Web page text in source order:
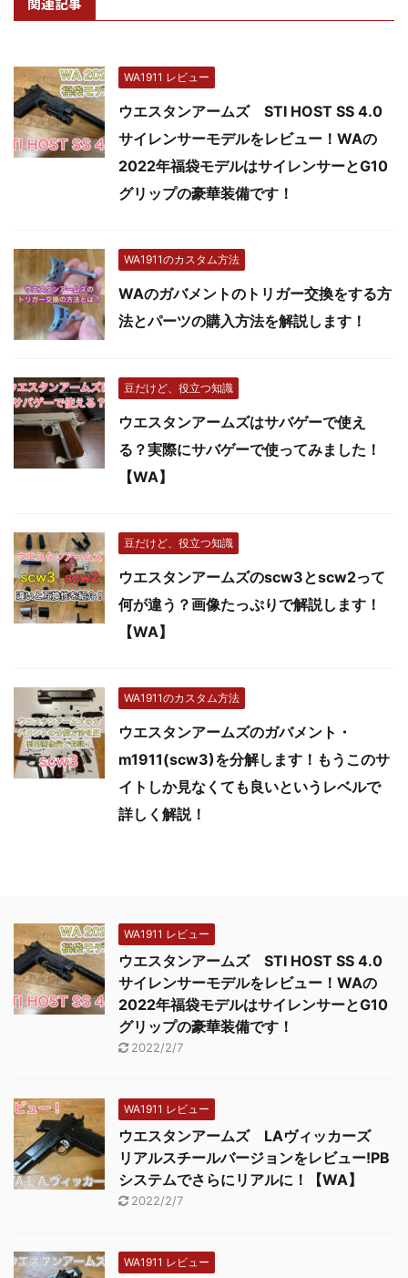
WA1911 レビュー
ウエスタンアームズ STI HOST SS 4.0
サイレンサーモデルをレビュー！WAの
2022年福袋モデルはサイレンサーとG10
グリップの豪華装備です！
WA1911のカスタム方法
WAのガバメントのトリガー交換をする方
法とパーツの購入方法を解説します！
豆だけど、役立つ知識
ウエスタンアームズはサバゲーで使え
る？実際にサバゲーで使ってみました！
【WA】
豆だけど、役立つ知識
ウエスタンアームズのscw3とscw2って
何が違う？画像たっぷりで解説します！
【WA】
WA1911のカスタム方法
ウエスタンアームズのガバメント・
m1911(scw3)を分解します！もうこのサ
イトしか見なくても良いというレベルで
詳しく解説！
WA1911 レビュー
ウエスタンアームズ STI HOST SS 4.0
サイレンサーモデルをレビュー！WAの
2022年福袋モデルはサイレンサーとG10
グリップの豪華装備です！
2022/2/7
WA1911 レビュー
ウエスタンアームズ LAヴィッカーズ
リアルスチールバージョンをレビュー!PB
システムでさらにリアルに！【WA】
2022/2/7
WA1911 レビュー